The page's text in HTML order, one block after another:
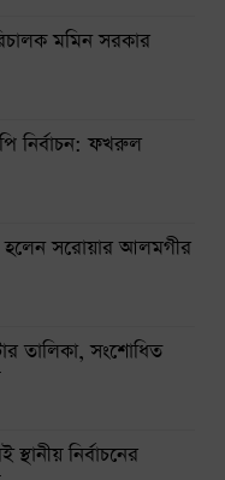
মমিন সরকার
নির্বাচন: ফখরুল
হলেন সরোয়ার আলমগীর
তালিকা, সংশোধিত
নির্বাচনের